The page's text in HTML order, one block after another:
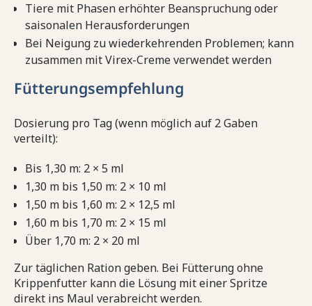
Tiere mit Phasen erhöhter Beanspruchung oder
saisonalen Herausforderungen
Bei Neigung zu wiederkehrenden Problemen; kann
zusammen mit Virex-Creme verwendet werden
Fütterungsempfehlung
Dosierung pro Tag (wenn möglich auf 2 Gaben
verteilt):
Bis 1,30 m: 2 × 5 ml
1,30 m bis 1,50 m: 2 × 10 ml
1,50 m bis 1,60 m: 2 × 12,5 ml
1,60 m bis 1,70 m: 2 × 15 ml
Über 1,70 m: 2 × 20 ml
Zur täglichen Ration geben. Bei Fütterung ohne
Krippenfutter kann die Lösung mit einer Spritze
direkt ins Maul verabreicht werden.